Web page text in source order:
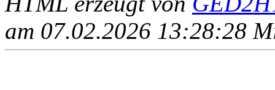
am 07.02.2026 13:28:28